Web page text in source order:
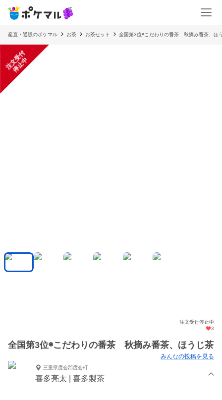
産直・通販のポケマル お茶 お茶セット 全国第3位◉こだわりの番茶 秋摘み番茶、ほ
注
文
受
付
停
止
中
注文受付停止中
3
全国第3位◉こだわりの番茶 秋摘み番茶、ほうじ茶
みんなの投稿を見る
三重県度会郡度会町
喜多亮太 | 喜多製茶